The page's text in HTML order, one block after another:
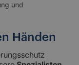
und
Händen